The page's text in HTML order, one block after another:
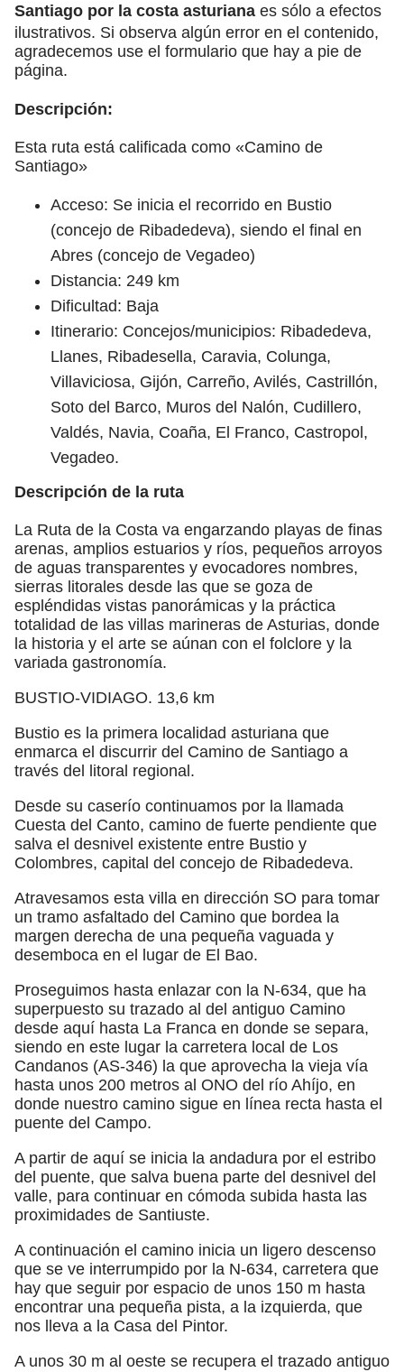
Santiago por la costa asturiana es sólo a efectos
ilustrativos. Si observa algún error en el contenido,
agradecemos use el formulario que hay a pie de
página.
Descripción:
Esta ruta está calificada como «Camino de
Santiago»
Acceso: Se inicia el recorrido en Bustio
(concejo de Ribadedeva), siendo el final en
Abres (concejo de Vegadeo)
Distancia: 249 km
Dificultad: Baja
Itinerario: Concejos/municipios: Ribadedeva,
Llanes, Ribadesella, Caravia, Colunga,
Villaviciosa, Gijón, Carreño, Avilés, Castrillón,
Soto del Barco, Muros del Nalón, Cudillero,
Valdés, Navia, Coaña, El Franco, Castropol,
Vegadeo.
Descripción de la ruta
La Ruta de la Costa va engarzando playas de finas
arenas, amplios estuarios y ríos, pequeños arroyos
de aguas transparentes y evocadores nombres,
sierras litorales desde las que se goza de
espléndidas vistas panorámicas y la práctica
totalidad de las villas marineras de Asturias, donde
la historia y el arte se aúnan con el folclore y la
variada gastronomía.
BUSTIO-VIDIAGO. 13,6 km
Bustio es la primera localidad asturiana que
enmarca el discurrir del Camino de Santiago a
través del litoral regional.
Desde su caserío continuamos por la llamada
Cuesta del Canto, camino de fuerte pendiente que
salva el desnivel existente entre Bustio y
Colombres, capital del concejo de Ribadedeva.
Atravesamos esta villa en dirección SO para tomar
un tramo asfaltado del Camino que bordea la
margen derecha de una pequeña vaguada y
desemboca en el lugar de El Bao.
Proseguimos hasta enlazar con la N-634, que ha
superpuesto su trazado al del antiguo Camino
desde aquí hasta La Franca en donde se separa,
siendo en este lugar la carretera local de Los
Candanos (AS-346) la que aprovecha la vieja vía
hasta unos 200 metros al ONO del río Ahíjo, en
donde nuestro camino sigue en línea recta hasta el
puente del Campo.
A partir de aquí se inicia la andadura por el estribo
del puente, que salva buena parte del desnivel del
valle, para continuar en cómoda subida hasta las
proximidades de Santiuste.
A continuación el camino inicia un ligero descenso
que se ve interrumpido por la N-634, carretera que
hay que seguir por espacio de unos 150 m hasta
encontrar una pequeña pista, a la izquierda, que
nos lleva a la Casa del Pintor.
A unos 30 m al oeste se recupera el trazado antiguo